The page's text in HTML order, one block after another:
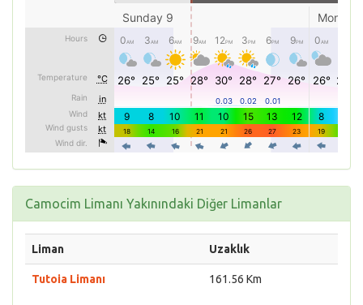
Camocim Limanı Yakınındaki Diğer Limanlar
Liman Uzaklık
Tutoia Limanı 161.56 Km